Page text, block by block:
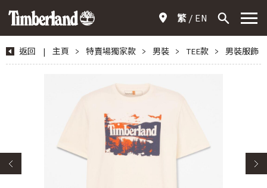
繁 EN
返回 | 主頁 > 特賣場獨家款 > 男裝 > TEE款 > 男裝服飾